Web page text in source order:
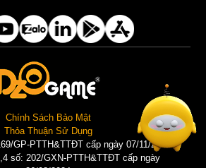
Chính Sách Bảo Mật
Thỏa Thuận Sử Dụng
GP-PTTH&TTĐT cấp ngày 07/11/2025 |
số: 202/GXN-PTTH&TTĐT cấp ngày